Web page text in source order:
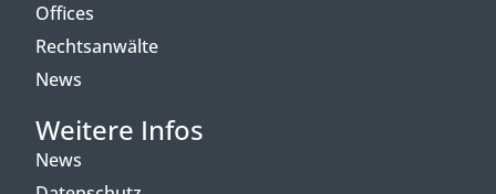
Offices
Rechtsanwälte
News
Weitere Infos
News